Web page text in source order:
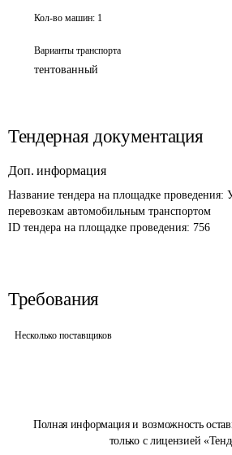
Полная информация и возможность
только с лицензией
Кол-во машин: 1
Варианты транспорта
тентованный
Тендерная документация
Доп. информация
Название тендера на площадке проведения:
перевозкам автомобильным транспортом
ID тендера на площадке проведения: 756
Требования
Несколько поставщиков